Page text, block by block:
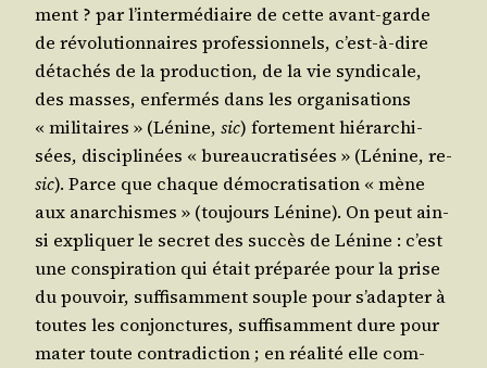
ment ? par l’in­ter­mé­diaire de cette avant-garde
de révo­lu­tion­naires pro­fes­sion­nels, c’est-à-dire
déta­chés de la pro­duc­tion, de la vie syn­di­cale,
des masses, enfer­més dans les orga­ni­sa­tions
« mili­taires » (Lénine, sic) for­te­ment hié­rar­chi­
sées, dis­ci­pli­nées « bureau­cra­ti­sées » (Lénine, re-
sic). Parce que chaque démo­cra­ti­sa­tion « mène
aux anar­chismes » (tou­jours Lénine). On peut ain­
si expli­quer le secret des suc­cès de Lénine : c’est
une conspi­ra­tion qui était pré­pa­rée pour la prise
du pou­voir, suf­fi­sam­ment souple pour s’a­dap­ter à
toutes les conjonc­tures, suf­fi­sam­ment dure pour
mater toute contra­dic­tion ; en réa­li­té elle com­